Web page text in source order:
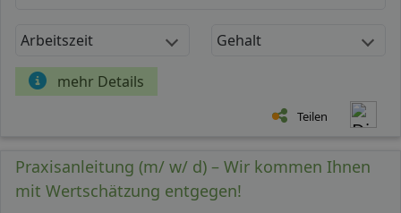
Arbeitszeit Gehalt
mehr Details
Teilen
Praxisanleitung (m/ w/ d) – Wir kommen Ihnen
mit Wertschätzung entgegen!